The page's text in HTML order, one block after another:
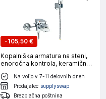
-105,50 €
Kopalniška armatura na steni,
enoročna kontrola, keramična
ventilna jedra, krom A
Na voljo v 7-11 delovnih dneh
Prodajalec supplyswap
Brezplačna poštnina